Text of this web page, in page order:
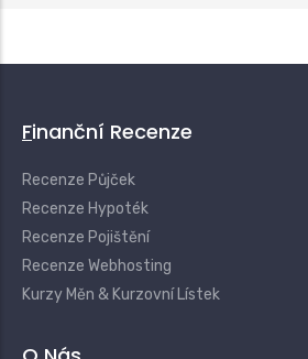
Finanční Recenze
Recenze Půjček
Recenze Hypoték
Recenze Pojištění
Recenze Webhosting
Kurzy Měn & Kurzovní Lístek